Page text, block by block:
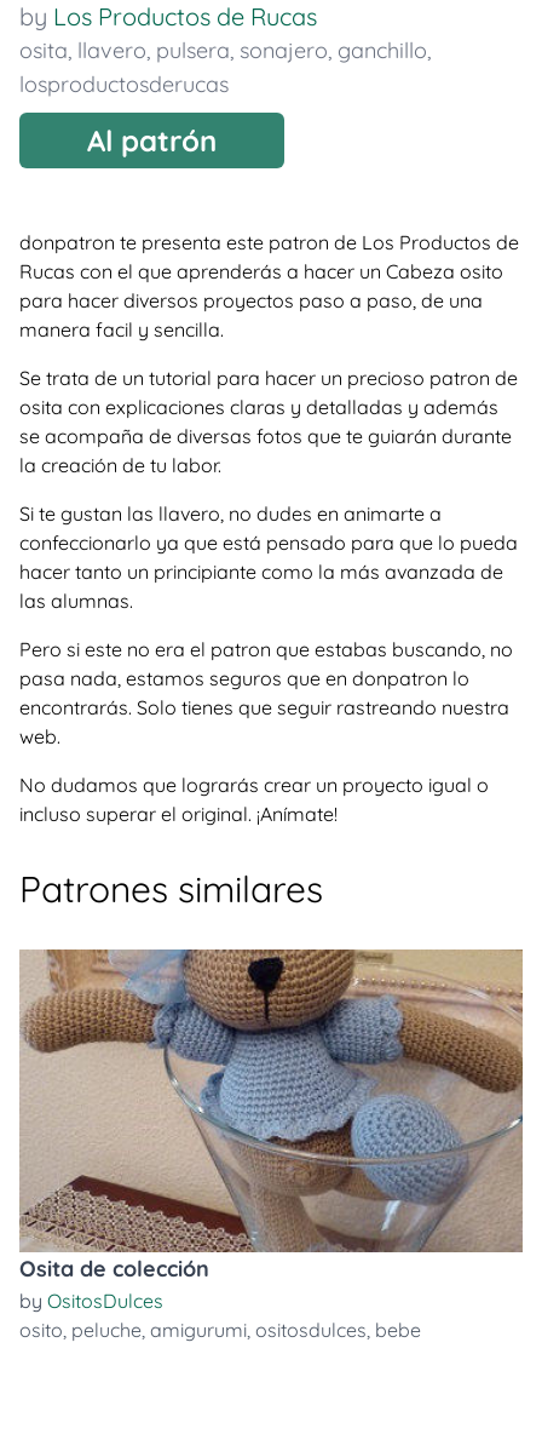
by Los Productos de Rucas
osita, llavero, pulsera, sonajero, ganchillo,
losproductosderucas
Al patrón
donpatron te presenta este patron de Los Productos de
Rucas con el que aprenderás a hacer un Cabeza osito
para hacer diversos proyectos paso a paso, de una
manera facil y sencilla.
Se trata de un tutorial para hacer un precioso patron de
osita con explicaciones claras y detalladas y además
se acompaña de diversas fotos que te guiarán durante
la creación de tu labor.
Si te gustan las llavero, no dudes en animarte a
confeccionarlo ya que está pensado para que lo pueda
hacer tanto un principiante como la más avanzada de
las alumnas.
Pero si este no era el patron que estabas buscando, no
pasa nada, estamos seguros que en donpatron lo
encontrarás. Solo tienes que seguir rastreando nuestra
web.
No dudamos que lograrás crear un proyecto igual o
incluso superar el original. ¡Anímate!
Patrones similares
Osita de colección
by OsitosDulces
osito, peluche, amigurumi, ositosdulces, bebe